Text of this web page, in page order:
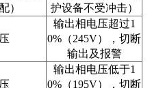
）
护设备不受冲击）
输出相电压超过1
0%（245V），切断
输出及报警
输出相电压低于1
0%（195V），切断